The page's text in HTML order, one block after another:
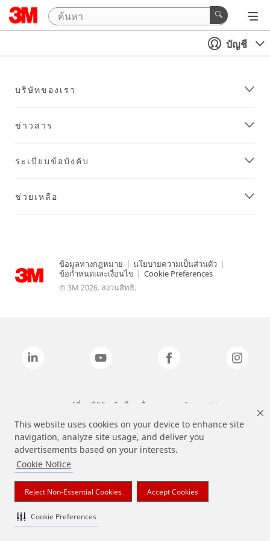
This website uses cookies on your device to enhance site
navigation, analyze site usage, and deliver you
advertisements based on your interests.
Cookie Notice
Reject Non-Essential Cookies Accept Cookies
Cookie Preferences
บัญชี
บริษัทของเรา
ข่าวสาร
ระเบียบข้อบังคับ
ช่วยเหลือ
ข้อมูลทางกฎหมาย | นโยบายความเป็นส่วนตัว |
ข้อกำหนดและเงื่อนไข | Cookie Preferences
© 3M 2026. สงวนสิทธิ.
แบรนด์ที่ระบุไว้ข้างต้นเป็นเครื่องหมายการค้าของ 3M